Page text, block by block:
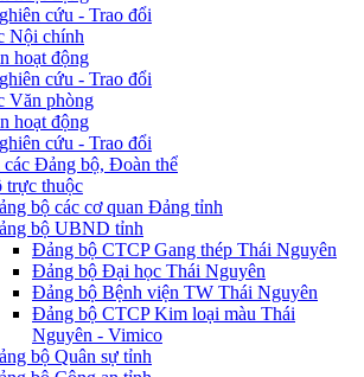
cứu - Trao đổi
Nội chính
hoạt động
cứu - Trao đổi
Văn phòng
hoạt động
cứu - Trao đổi
các Đảng bộ, Đoàn thể
trực thuộc
bộ các cơ quan Đảng tỉnh
bộ UBND tỉnh
Đảng bộ CTCP Gang thép Thái Nguyên
Đảng bộ Đại học Thái Nguyên
Đảng bộ Bệnh viện TW Thái Nguyên
Đảng bộ CTCP Kim loại màu Thái
Nguyên - Vimico
bộ Quân sự tỉnh